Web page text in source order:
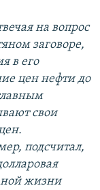
на вопрос
заговоре,
в его
цен нефти до
свои
подсчитал,
жизни